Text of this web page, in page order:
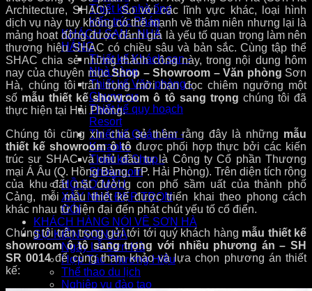
Thiết kế nhà ống
kiến trúc Pháp
KHÁCH SẠN - NHÀ
HÀNG
Thiết kế Khách sạn -
Nhà hàng
Thiết kế Văn phòng -
Chung cư
Thiết kế quy hoạch
Resort
Thiết kế Quán bar -
Karaoke
Thiết kế Shop -
Showroom
HỒ SƠ MẪU
XÂY NHÀ ĐẸP TRỌN
GÓI
KHÁCH HÀNG NÓI VỀ SƠN HÀ
SỰ KIỆN SƠN HÀ
Ngày Lễ Sơn Hà
Hợp Tác Thương Hiệu
Thể thao du lịch
Nghiệp vụ đào tạo
Architecture, SHAC). So với các lĩnh vực khác, loại hình
dịch vụ này tuy không có thế mạnh về thâm niên nhưng lại là
mảng hoạt động được đánh giá là yếu tố quan trọng làm nên
thương hiệu SHAC có chiều sâu và bản sắc. Cùng tập thể
SHAC chia sẻ những thành công này, trong nội dung hôm
nay của chuyên mụcShop – Showroom – Văn phòng Sơn
Hà, chúng tôi trân trọng mời bạn đọc chiêm ngưỡng một
số mẫu thiết kế showroom ô tô sang trọng chúng tôi đã
thực hiện tại Hải Phòng.
Chúng tôi cũng xin chia sẻ thêm rằng đây là những mẫu
thiết kế showroom ô tôđược phối hợp thực bởi các kiến
trúc sư SHAC và chủ đầu tư là Công ty Cổ phần Thương
mại Á Âu (Q. Hồng Bàng, TP. Hải Phòng). Trên diện tích rộng
của khu đất mặt đường con phố sầm uất của thành phố
Cảng, mỗi mẫu thiết kế được triển khai theo phong cách
khác nhau từ hiện đại đến phát chút yếu tố cổ điển.
Chúng tôi trân trọng gửi tới tới quý khách hàng mẫu thiết kế
showroom ô tô sang trọng với nhiều phương án – SH
SR 0014để cùng tham khảo và lựa chọn phương án thiết
kế: